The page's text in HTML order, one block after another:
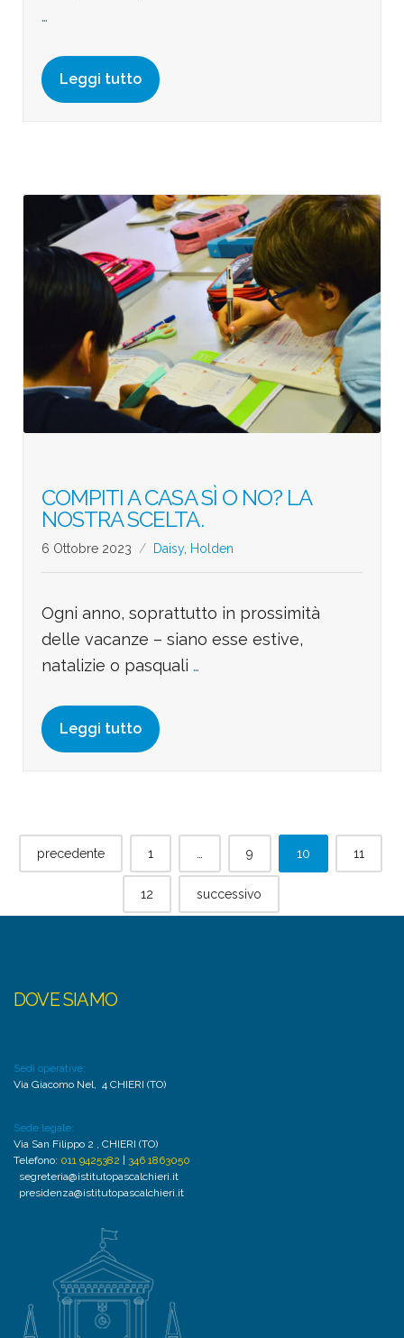
…
Leggi tutto
COMPITI A CASA SÌ O NO? LA
NOSTRA SCELTA.
6 Ottobre 2023 Daisy, Holden
Ogni anno, soprattutto in prossimità
delle vacanze – siano esse estive,
natalizie o pasquali …
Leggi tutto
Posts
navigation
precedente 1 9 10 11
12 successivo
DOVE SIAMO
Sedi operative:
Via Giacomo Nel, 4 CHIERI (TO)
Sede legale:
Via San Filippo 2 , CHIERI (TO)
Telefono: 011 9425382
346 1863050
segreteria@istitutopascalchieri.it
presidenza@istitutopascalchieri.it